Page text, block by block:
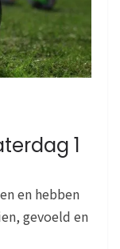
1
en hebben
gevoeld en